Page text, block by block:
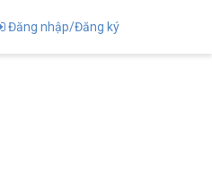
Đăng nhập/Đăng ký